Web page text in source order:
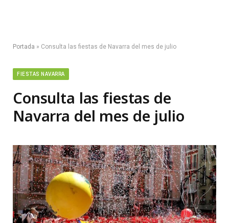
Portada » Consulta las fiestas de Navarra del mes de julio
FIESTAS NAVARRA
Consulta las fiestas de
Navarra del mes de julio